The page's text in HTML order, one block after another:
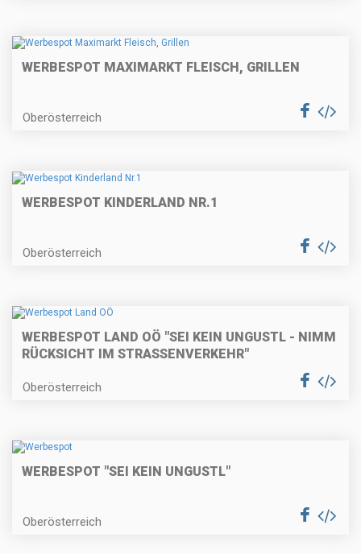
WERBESPOT MAXIMARKT FLEISCH, GRILLEN
Oberösterreich
WERBESPOT KINDERLAND NR.1
Oberösterreich
WERBESPOT LAND OÖ "SEI KEIN UNGUSTL - NIMM
RÜCKSICHT IM STRASSENVERKEHR"
Oberösterreich
WERBESPOT "SEI KEIN UNGUSTL"
Oberösterreich